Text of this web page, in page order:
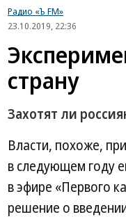
Радио «Ъ FM»
23.10.2019, 22:36
страну
Захотят ли
Власти, похоже,
в следующем году
в эфире «Первого
решение о